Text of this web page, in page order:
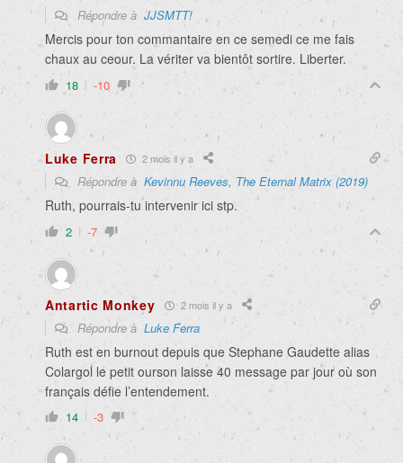
Répondre à JJSMTT!
Mercis pour ton commantaire en ce semedi ce me fais
chaux au ceour. La vériter va bientôt sortire. Liberter.
18 -10
Luke Ferra 2 mois il y a
Répondre à Kevinnu Reeves, The Eternal Matrix (2019)
Ruth, pourrais-tu intervenir ici stp.
2 -7
Antartic Monkey 2 mois il y a
Répondre à Luke Ferra
Ruth est en burnout depuis que Stephane Gaudette alias
Colargol le petit ourson laisse 40 message par jour où son
français défie l’entendement.
14 -3